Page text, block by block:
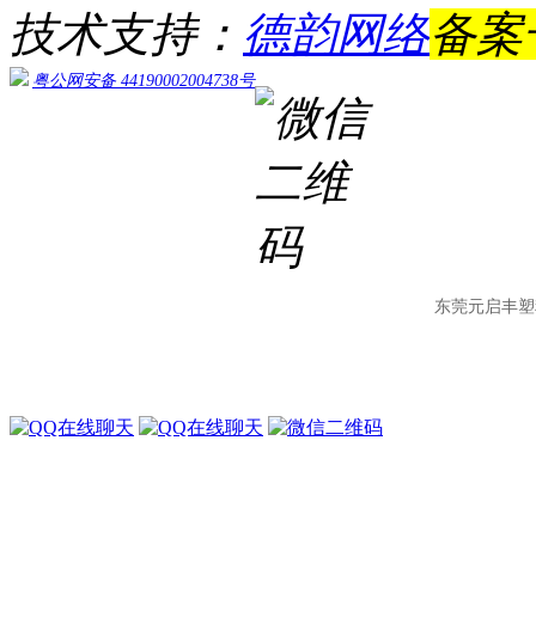
技术支持： 德韵网络备
粤公网安备 44190002004738号
东莞元启丰